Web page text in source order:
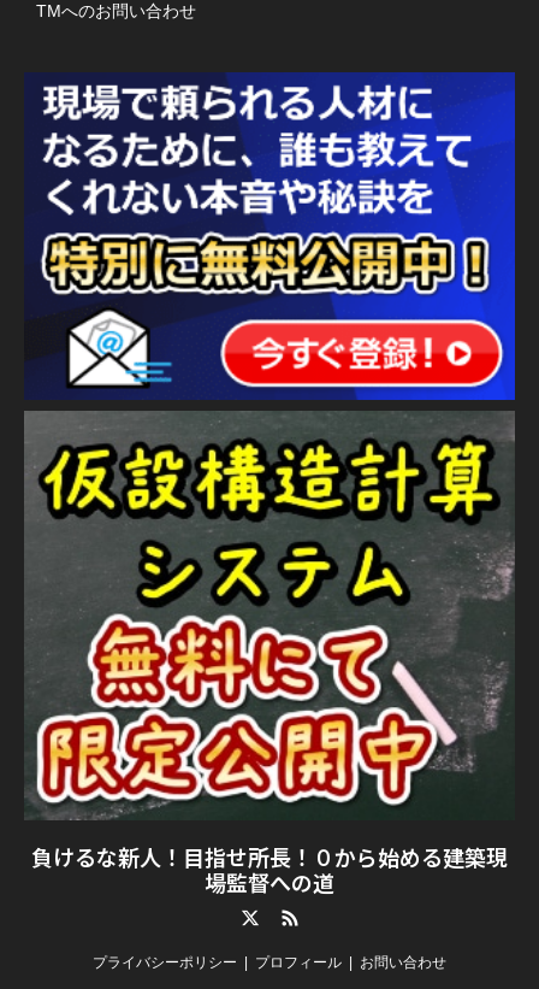
TMへのお問い合わせ
負けるな新人！目指せ所長！０から始める建築現
場監督への道
プライバシーポリシー プロフィール お問い合わせ